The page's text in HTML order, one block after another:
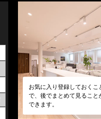
お気に入り登録しておくこ
で、後でまとめて見ること
できます。